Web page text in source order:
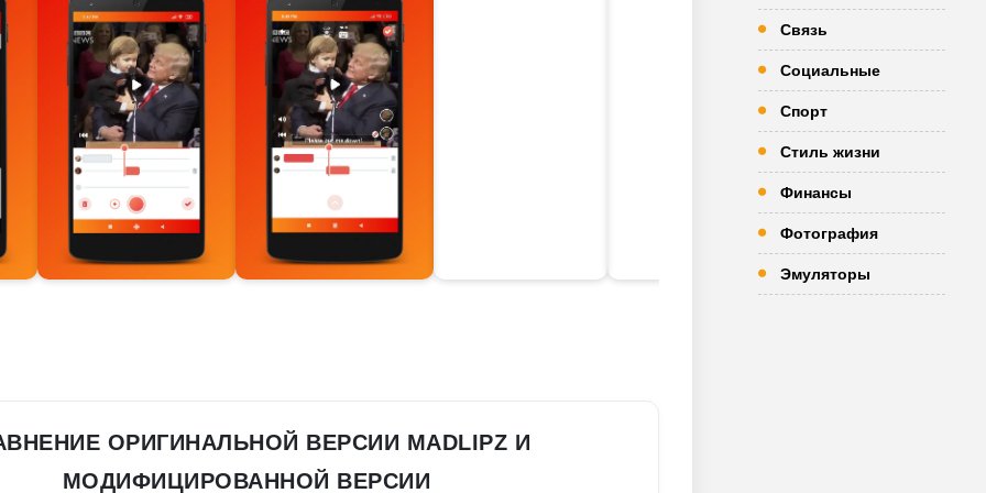
ОРИГИНАЛЬНОЙ ВЕРСИИ MADLIPZ И
МОДИФИЦИРОВАННОЙ ВЕРСИИ
Связь
Социальные
Спорт
Стиль жизни
Финансы
Фотография
Эмуляторы